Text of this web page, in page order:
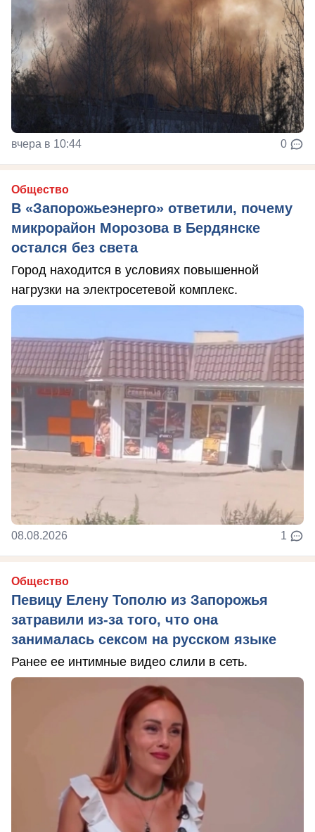
вчера в 10:44 0
Общество
В «Запорожьеэнерго» ответили, почему
микрорайон Морозова в Бердянске
остался без света
Город находится в условиях повышенной
нагрузки на электросетевой комплекс.
08.08.2026 1
Общество
Певицу Елену Тополю из Запорожья
затравили из-за того, что она
занималась сексом на русском языке
Ранее ее интимные видео слили в сеть.